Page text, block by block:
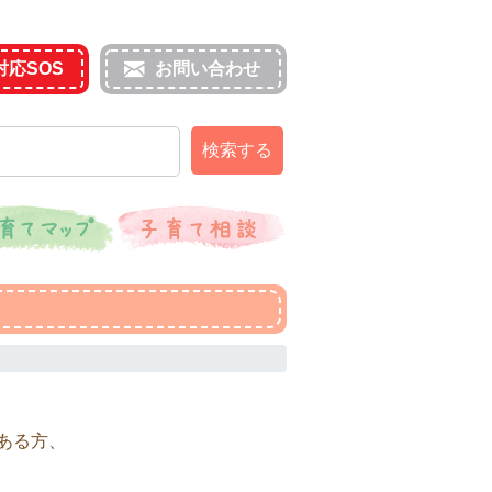
応SOS お問い合わせ
検索する
方、